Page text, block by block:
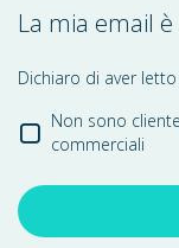
La mia email è
Dichiaro di aver
Non sono
commerciali